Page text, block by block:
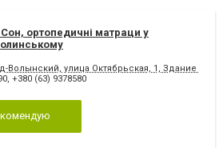
ортопедичні матраци у
Волынский, улица Октябрьская, 1, Здание
, +380 (63) 9378580